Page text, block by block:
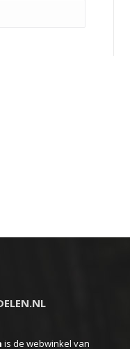
is de webwinkel van